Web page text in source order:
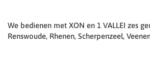
We bedienen met XON en 1 VALLEI zes
Renswoude, Rhenen, Scherpenzeel,